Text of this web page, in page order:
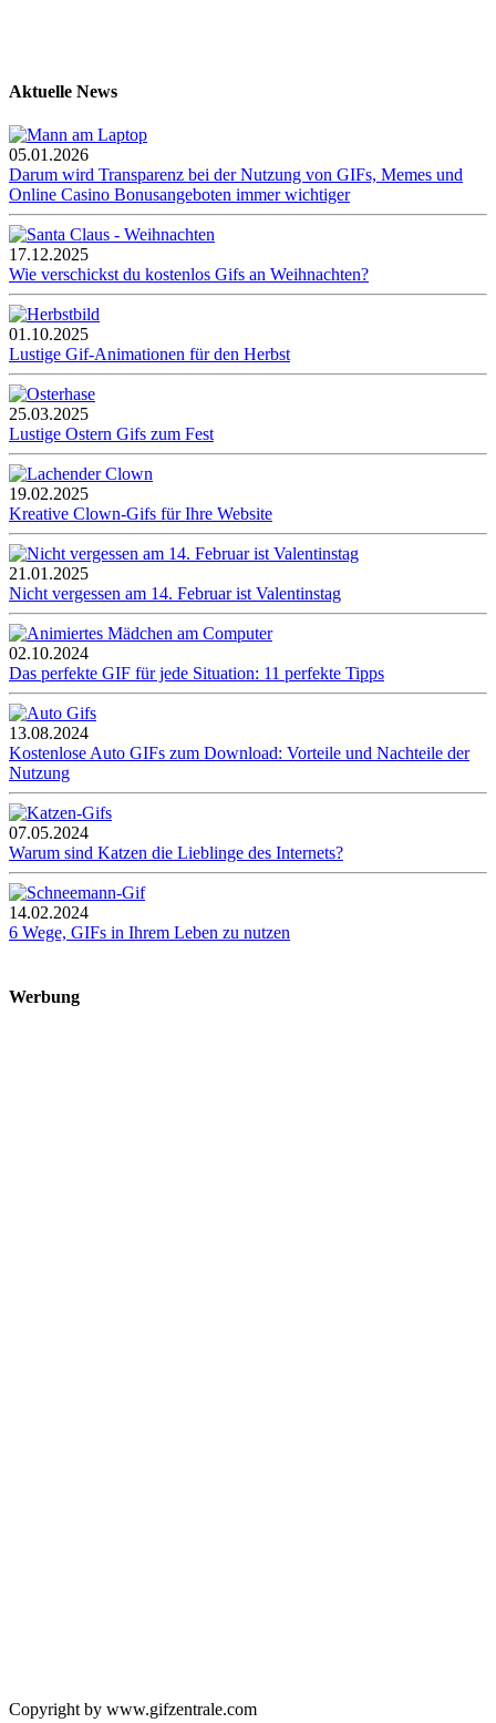
Aktuelle News
05.01.2026
Darum wird Transparenz bei der Nutzung von GIFs, Memes und
Online Casino Bonusangeboten immer wichtiger
17.12.2025
Wie verschickst du kostenlos Gifs an Weihnachten?
01.10.2025
Lustige Gif-Animationen für den Herbst
25.03.2025
Lustige Ostern Gifs zum Fest
19.02.2025
Kreative Clown-Gifs für Ihre Website
21.01.2025
Nicht vergessen am 14. Februar ist Valentinstag
02.10.2024
Das perfekte GIF für jede Situation: 11 perfekte Tipps
13.08.2024
Kostenlose Auto GIFs zum Download: Vorteile und Nachteile der
Nutzung
07.05.2024
Warum sind Katzen die Lieblinge des Internets?
14.02.2024
6 Wege, GIFs in Ihrem Leben zu nutzen
Werbung
Copyright by www.gifzentrale.com